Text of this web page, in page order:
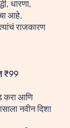
धारणा,
आहे.
राजकारण
₹99
करा आणि
नवीन दिशा